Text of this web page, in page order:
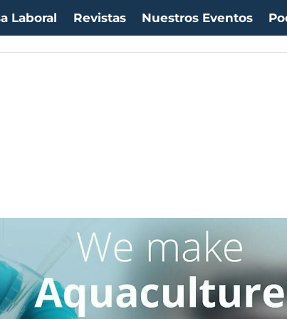
Laboral Revistas Nuestros Eventos